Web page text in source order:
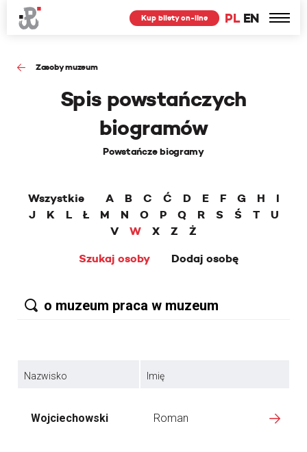
PL EN
Kup bilety on-line
Zasoby muzeum
Spis powstańczych
biogramów
Powstańcze biogramy
Wszystkie A B C Ć D E F G H
I
J
K L Ł M N O P Q R S Ś T
U
V
W X Z
Ż
Szukaj osoby
Dodaj osobę
Nazwisko Imię
Wojciechowski Roman